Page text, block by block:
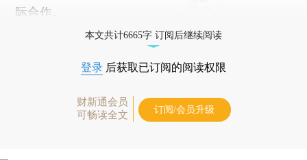
际合作。
本文共计6665字 订阅后继续阅读
登录 后获取已订阅的阅读权限
财新通会员
可畅读全文
订阅/会员升级